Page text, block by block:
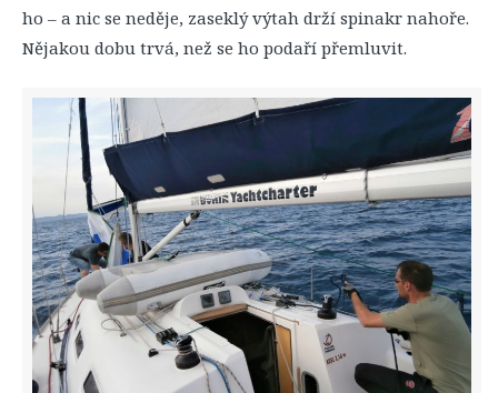
ho – a nic se neděje, zaseklý výtah drží spinakr nahoře.
Nějakou dobu trvá, než se ho podaří přemluvit.